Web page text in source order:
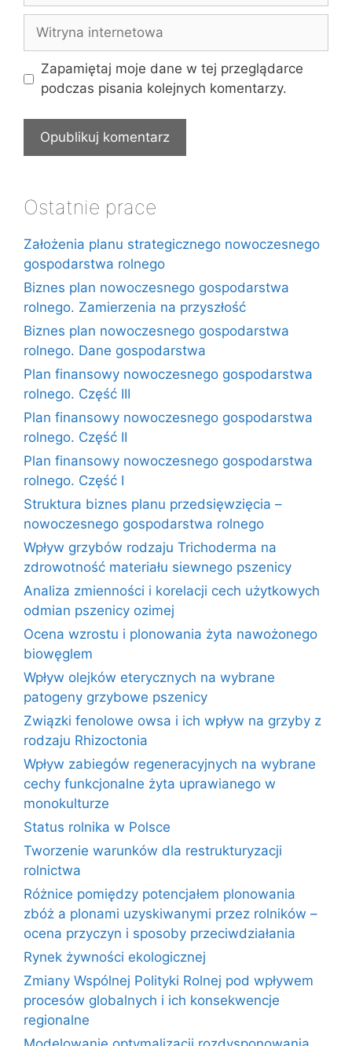
Witryna
internetowa
Zapamiętaj moje dane w tej przeglądarce
podczas pisania kolejnych komentarzy.
Ostatnie prace
Założenia planu strategicznego nowoczesnego
gospodarstwa rolnego
Biznes plan nowoczesnego gospodarstwa
rolnego. Zamierzenia na przyszłość
Biznes plan nowoczesnego gospodarstwa
rolnego. Dane gospodarstwa
Plan finansowy nowoczesnego gospodarstwa
rolnego. Część III
Plan finansowy nowoczesnego gospodarstwa
rolnego. Część II
Plan finansowy nowoczesnego gospodarstwa
rolnego. Część I
Struktura biznes planu przedsięwzięcia –
nowoczesnego gospodarstwa rolnego
Wpływ grzybów rodzaju Trichoderma na
zdrowotność materiału siewnego pszenicy
Analiza zmienności i korelacji cech użytkowych
odmian pszenicy ozimej
Ocena wzrostu i plonowania żyta nawożonego
biowęglem
Wpływ olejków eterycznych na wybrane
patogeny grzybowe pszenicy
Związki fenolowe owsa i ich wpływ na grzyby z
rodzaju Rhizoctonia
Wpływ zabiegów regeneracyjnych na wybrane
cechy funkcjonalne żyta uprawianego w
monokulturze
Status rolnika w Polsce
Tworzenie warunków dla restrukturyzacji
rolnictwa
Różnice pomiędzy potencjałem plonowania
zbóż a plonami uzyskiwanymi przez rolników –
ocena przyczyn i sposoby przeciwdziałania
Rynek żywności ekologicznej
Zmiany Wspólnej Polityki Rolnej pod wpływem
procesów globalnych i ich konsekwencje
regionalne